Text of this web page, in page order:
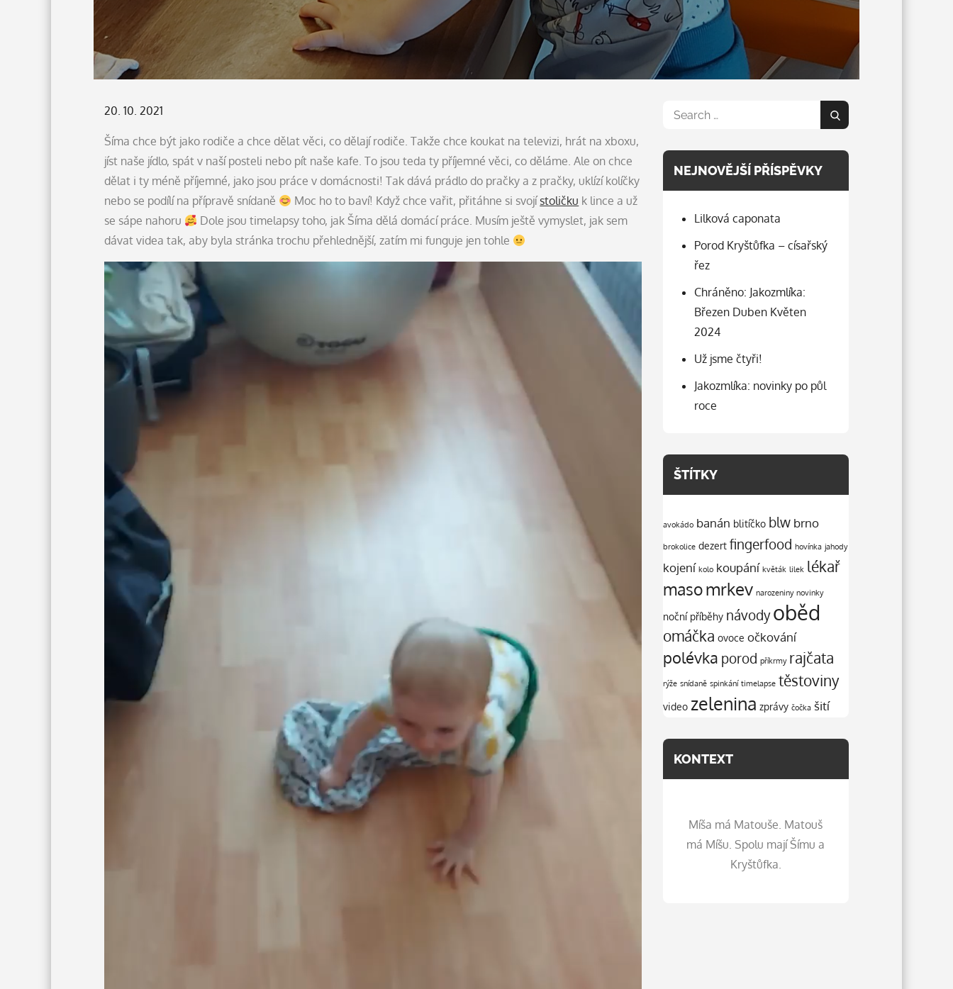
Posted
20. 10. 2021
Šíma chce být jako rodiče a chce dělat věci, co dělají rodiče. Takže chce koukat na televizi, hrát na xboxu,
jíst naše jídlo, spát v naší posteli nebo pít naše kafe. To jsou teda ty příjemné věci, co děláme. Ale on chce
dělat i ty méně příjemné, jako jsou práce v domácnosti! Tak dává prádlo do pračky a z pračky, uklízí kolíčky
nebo se podílí na přípravě snídaně
Moc ho to baví! Když chce vařit, přitáhne si svojístoličku k lince a už
se sápe nahoru
Dole jsou timelapsy toho, jak Šíma dělá domácí práce. Musím ještě vymyslet, jak sem
dávat videa tak, aby byla stránka trochu přehlednější, zatím mi funguje jen tohle
Search
Search
NEJNOVĚJŠÍ PŘÍSPĚVKY
Lilková caponata
Porod Kryštůfka – císařský
řez
Chráněno: Jakozmlíka:
Březen Duben Květen
2024
Už jsme čtyři!
Jakozmlíka: novinky po půl
roce
ŠTÍTKY
avokádo banán blitíčko blw brno
brokolice dezert fingerfood hovínka jahody
kojení kolo koupání květák lilek lékař
masomrkev narozeniny novinky
noční příběhy návody oběd
omáčka ovoce očkování
polévka porod příkrmy rajčata
rýže snídaně spinkání timelapse těstoviny
video zelenina zprávy čočka šití
KONTEXT
Míša má Matouše. Matouš
má Míšu. Spolu mají Šímu a
Kryštůfka.